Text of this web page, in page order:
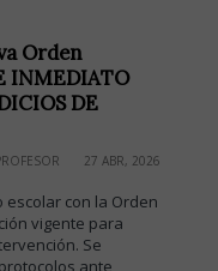
Orden
INMEDIATO
DE
27 ABR, 2026
con la Orden
vigente para
Se
ante